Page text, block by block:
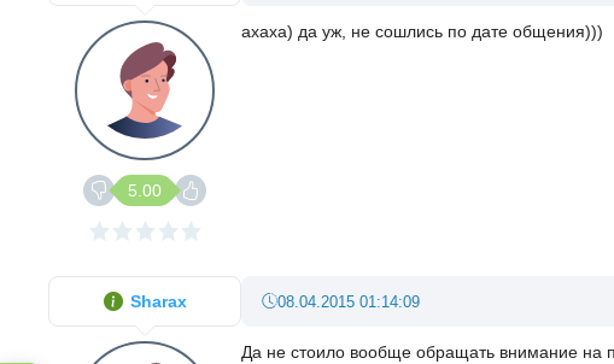
ахаха) да уж, не сошлись по дате общения)))
5.00
08.04.2015 01:14:09
Да не стоило вообще обращать внимание на
Sharax